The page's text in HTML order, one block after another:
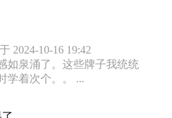
2024-10-16 19:42
如泉涌了。这些牌子我统统
学着次个。。 ...